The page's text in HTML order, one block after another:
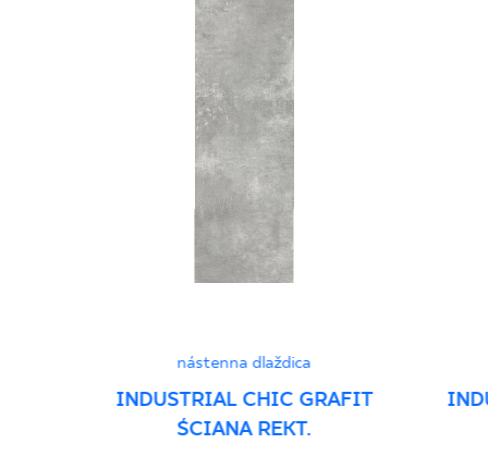
nástenna dlaždica
INDUSTRIAL CHIC GRAFIT
ŚCIANA REKT.